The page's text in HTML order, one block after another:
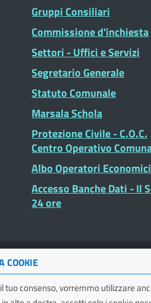
Gruppi Consiliari
Commissione d'inchiesta
Settori - Uffici e Servizi
Segretario Generale
Statuto Comunale
Marsala Schola
Protezione Civile - C.O.C.
Centro Operativo
Albo Operatori Economici
Accesso Banche Dati - Il
24 ore
COOKIE
tuo consenso, vorremmo utilizzare